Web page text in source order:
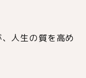
人生の質を高め